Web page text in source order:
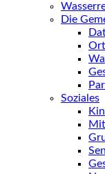
Die
Soziales